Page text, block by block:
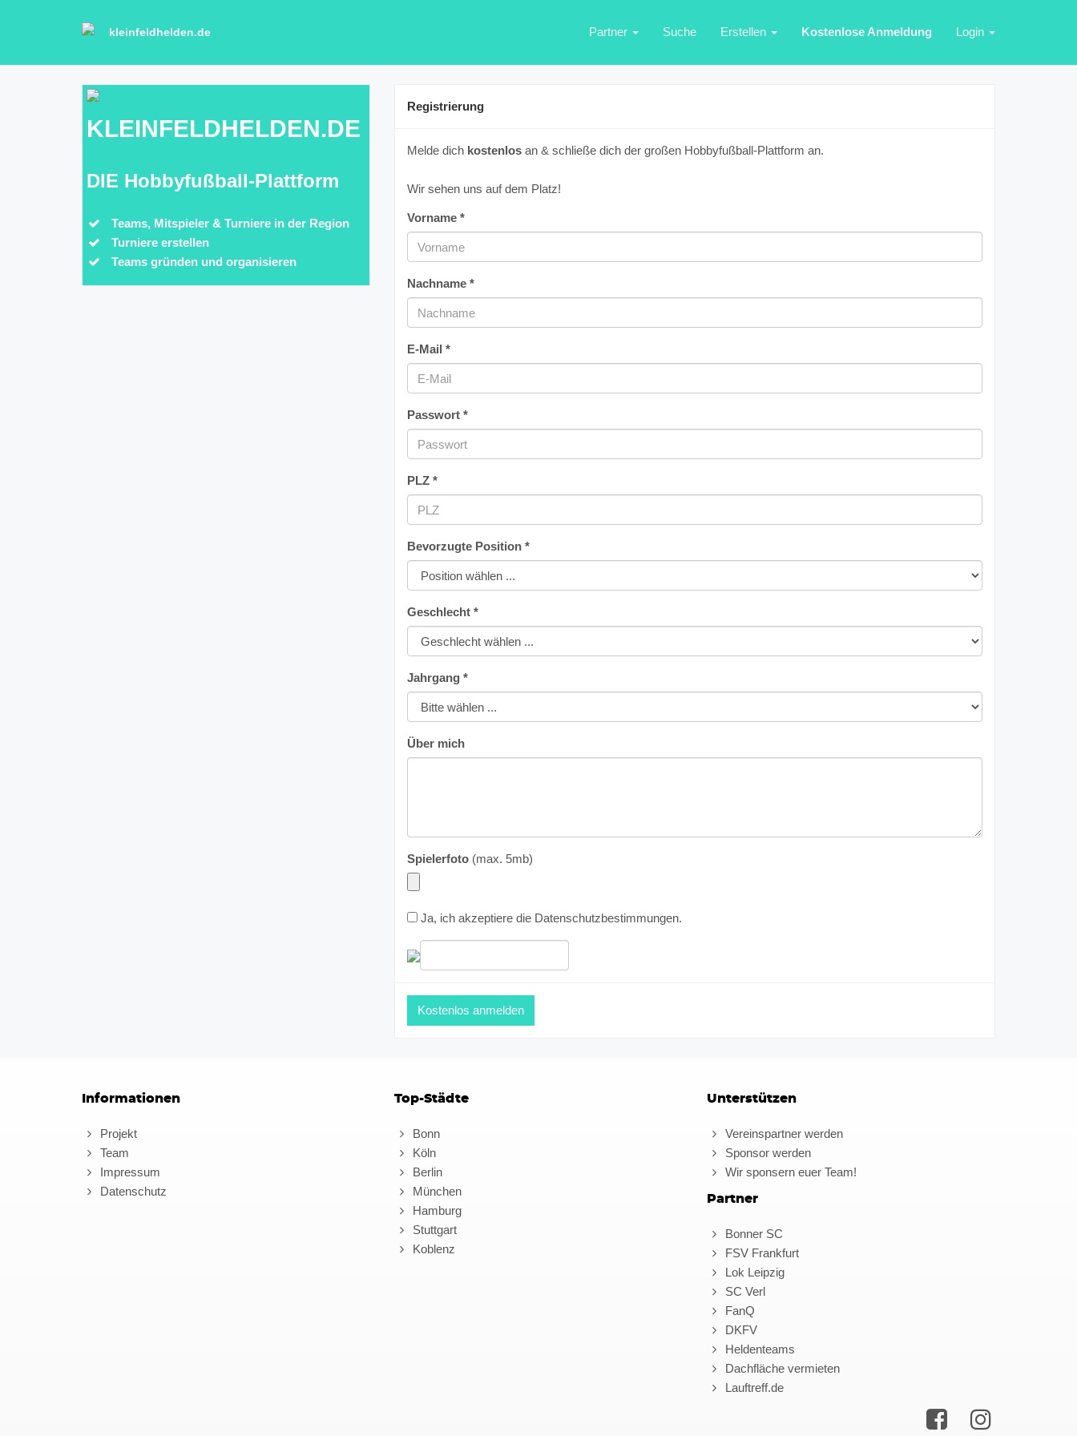
kleinfeldhelden.de Partner Suche Erstellen Kostenlose Anmeldung Login
KLEINFELDHELDEN.DE
DIE Hobbyfußball-Plattform
Teams, Mitspieler & Turniere in der Region
Turniere erstellen
Teams gründen und organisieren
Registrierung
Melde dich kostenlos an & schließe dich der großen Hobbyfußball-Plattform an.
Wir sehen uns auf dem Platz!
Vorname *
Nachname *
E-Mail *
Passwort *
PLZ *
Bevorzugte Position *
Geschlecht *
Jahrgang *
Über mich
Spielerfoto (max. 5mb)
Ja, ich akzeptiere die Datenschutzbestimmungen.
Informationen
Projekt
Team
Impressum
Datenschutz
Top-Städte
Bonn
Köln
Berlin
München
Hamburg
Stuttgart
Koblenz
Unterstützen
Vereinspartner werden
Sponsor werden
Wir sponsern euer Team!
Partner
Bonner SC
FSV Frankfurt
Lok Leipzig
SC Verl
FanQ
DKFV
Heldenteams
Dachfläche vermieten
Lauftreff.de